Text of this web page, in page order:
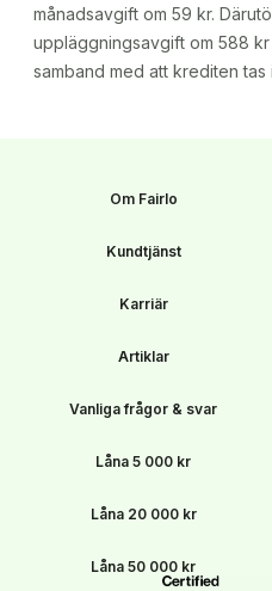
månadsavgift om 59 kr.
uppläggningsavgift om 588
samband med att krediten tas
Om Fairlo
Kundtjänst
Karriär
Artiklar
Vanliga frågor & svar
Låna 5 000 kr
Låna 20 000 kr
Låna 50 000 kr
B Corp-